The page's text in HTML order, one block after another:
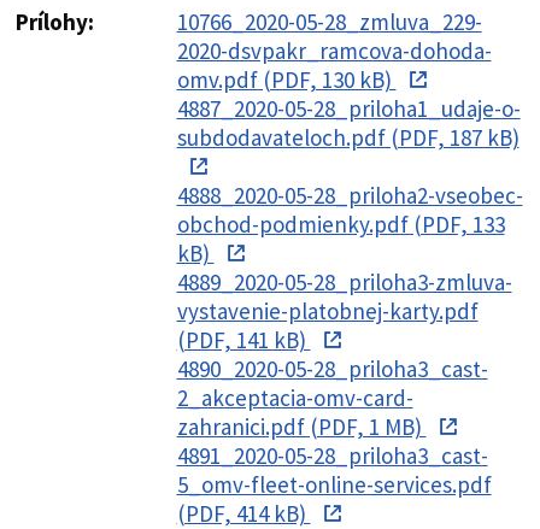
Prílohy:
10766_2020-05-28_zmluva_229-
2020-dsvpakr_ramcova-dohoda-
omv.pdf (PDF, 130 kB)
4887_2020-05-28_priloha1_udaje-o-
subdodavateloch.pdf (PDF, 187 kB)
4888_2020-05-28_priloha2-vseobec-
obchod-podmienky.pdf (PDF, 133
kB)
4889_2020-05-28_priloha3-zmluva-
vystavenie-platobnej-karty.pdf
(PDF, 141 kB)
4890_2020-05-28_priloha3_cast-
2_akceptacia-omv-card-
zahranici.pdf (PDF, 1 MB)
4891_2020-05-28_priloha3_cast-
5_omv-fleet-online-services.pdf
(PDF, 414 kB)